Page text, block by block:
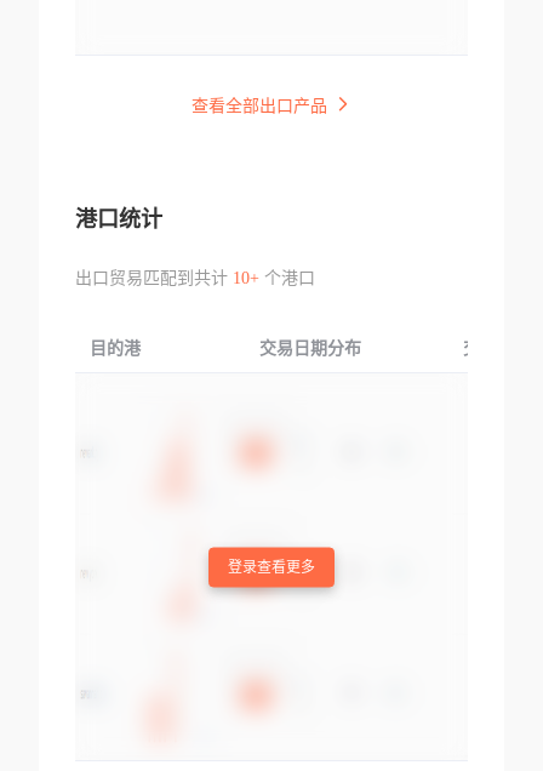
查看全部出口产品
港口统计
出口贸易匹配到共计 10+个港口
目的港 交易日期分布 交易产品
登录查看更多